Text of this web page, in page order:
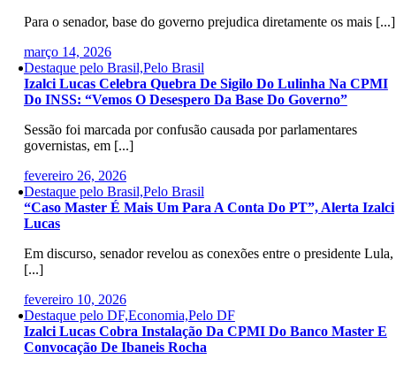
Para o senador, base do governo prejudica diretamente os mais [...]
março 14, 2026
Destaque pelo Brasil,Pelo Brasil
Izalci Lucas Celebra Quebra De Sigilo Do Lulinha Na CPMI
Do INSS: “Vemos O Desespero Da Base Do Governo”
Sessão foi marcada por confusão causada por parlamentares
governistas, em [...]
fevereiro 26, 2026
Destaque pelo Brasil,Pelo Brasil
“Caso Master É Mais Um Para A Conta Do PT”, Alerta Izalci
Lucas
Em discurso, senador revelou as conexões entre o presidente Lula,
[...]
fevereiro 10, 2026
Destaque pelo DF,Economia,Pelo DF
Izalci Lucas Cobra Instalação Da CPMI Do Banco Master E
Convocação De Ibaneis Rocha